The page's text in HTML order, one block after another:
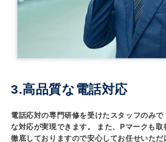
3.高品質な電話対応
電話応対の専門研修を受けたスタッフのみ
な対応が実現できます。 また、Pマークも取
徹底しておりますので安心してお任せいただ